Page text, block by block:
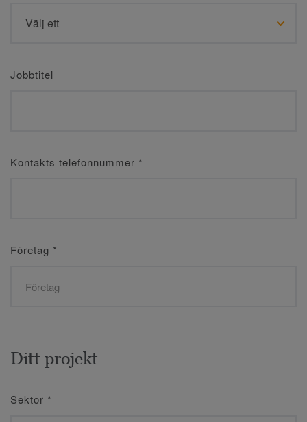
Jobbtitel
Kontakts telefonnummer *
Företag *
Ditt projekt
Sektor *